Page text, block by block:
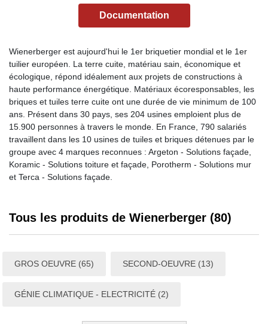
Documentation
Wienerberger est aujourd'hui le 1er briquetier mondial et le 1er
tuilier européen. La terre cuite, matériau sain, économique et
écologique, répond idéalement aux projets de constructions à
haute performance énergétique. Matériaux écoresponsables, les
briques et tuiles terre cuite ont une durée de vie minimum de 100
ans. Présent dans 30 pays, ses 204 usines emploient plus de
15.900 personnes à travers le monde. En France, 790 salariés
travaillent dans les 10 usines de tuiles et briques détenues par le
groupe avec 4 marques reconnues : Argeton - Solutions façade,
Koramic - Solutions toiture et façade, Porotherm - Solutions mur
et Terca - Solutions façade.
Tous les produits de Wienerberger (80)
GROS OEUVRE (65) SECOND-OEUVRE (13)
GÉNIE CLIMATIQUE - ELECTRICITÉ (2)